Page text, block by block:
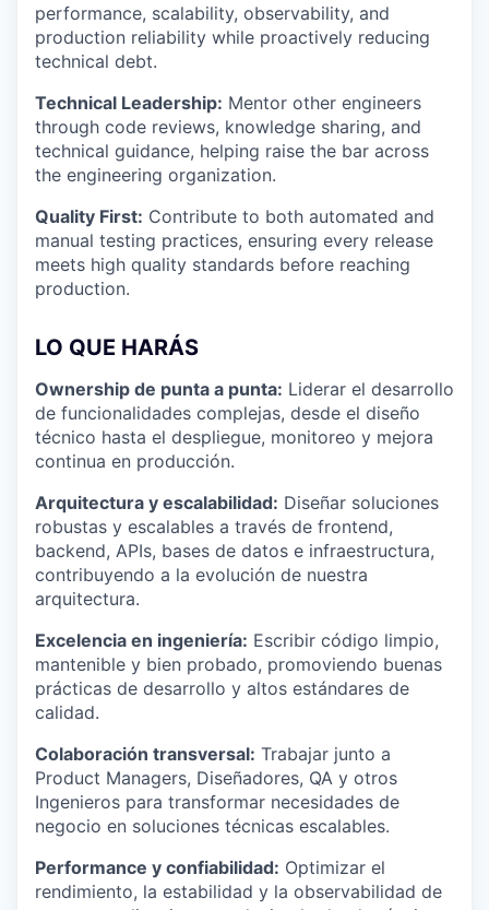
performance, scalability, observability, and
production reliability while proactively reducing
technical debt.
Technical Leadership: Mentor other engineers
through code reviews, knowledge sharing, and
technical guidance, helping raise the bar across
the engineering organization.
Quality First: Contribute to both automated and
manual testing practices, ensuring every release
meets high quality standards before reaching
production.
LO QUE HARÁS
Ownership de punta a punta: Liderar el desarrollo
de funcionalidades complejas, desde el diseño
técnico hasta el despliegue, monitoreo y mejora
continua en producción.
Arquitectura y escalabilidad: Diseñar soluciones
robustas y escalables a través de frontend,
backend, APIs, bases de datos e infraestructura,
contribuyendo a la evolución de nuestra
arquitectura.
Excelencia en ingeniería: Escribir código limpio,
mantenible y bien probado, promoviendo buenas
prácticas de desarrollo y altos estándares de
calidad.
Colaboración transversal: Trabajar junto a
Product Managers, Diseñadores, QA y otros
Ingenieros para transformar necesidades de
negocio en soluciones técnicas escalables.
Performance y confiabilidad: Optimizar el
rendimiento, la estabilidad y la observabilidad de